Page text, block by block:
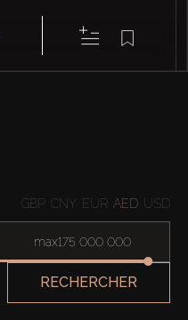
GBP CNY EUR AED USD
max
RECHERCHER